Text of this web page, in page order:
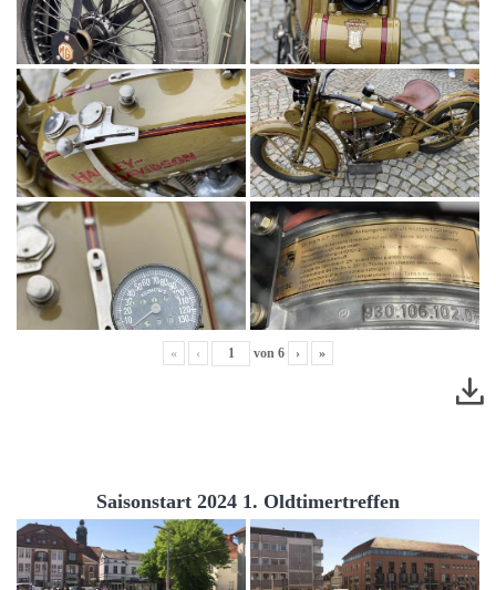
« ‹ von 6 › »
Saisonstart 2024 1. Oldtimertreffen